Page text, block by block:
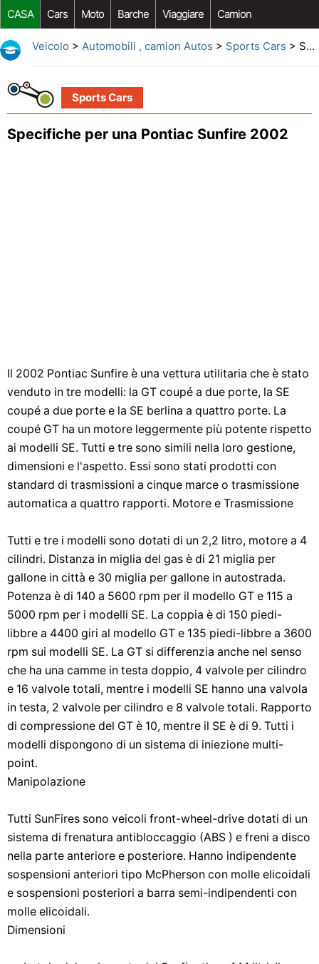
CASA Cars Moto Barche Viaggiare Camion
Riparazione Auto Acquisto Auto Car Opzioni Aftermarket
Veicolo > Automobili , camion Autos > Sports Cars > Specifiche per una Pontiac Sunfire 2002
Sports Cars
Specifiche per una Pontiac Sunfire 2002
Il 2002 Pontiac Sunfire è una vettura utilitaria che è stato
venduto in tre modelli: la GT coupé a due porte, la SE
coupé a due porte e la SE berlina a quattro porte. La
coupé GT ha un motore leggermente più potente rispetto
ai modelli SE. Tutti e tre sono simili nella loro gestione,
dimensioni e l'aspetto. Essi sono stati prodotti con
standard di trasmissioni a cinque marce o trasmissione
automatica a quattro rapporti. Motore e Trasmissione
Tutti e tre i modelli sono dotati di un 2,2 litro, motore a 4
cilindri. Distanza in miglia del gas è di 21 miglia per
gallone in città e 30 miglia per gallone in autostrada.
Potenza è di 140 a 5600 rpm per il modello GT e 115 a
5000 rpm per i modelli SE. La coppia è di 150 piedi-
libbre a 4400 giri al modello GT e 135 piedi-libbre a 3600
rpm sui modelli SE. La GT si differenzia anche nel senso
che ha una camme in testa doppio, 4 valvole per cilindro
e 16 valvole totali, mentre i modelli SE hanno una valvola
in testa, 2 valvole per cilindro e 8 valvole totali. Rapporto
di compressione del GT è 10, mentre il SE è di 9. Tutti i
modelli dispongono di un sistema di iniezione multi-
point.
Manipolazione
Tutti SunFires sono veicoli front-wheel-drive dotati di un
sistema di frenatura antibloccaggio (ABS ) e freni a disco
nella parte anteriore e posteriore. Hanno indipendente
sospensioni anteriori tipo McPherson con molle elicoidali
e sospensioni posteriori a barra semi-indipendenti con
molle elicoidali.
Dimensioni